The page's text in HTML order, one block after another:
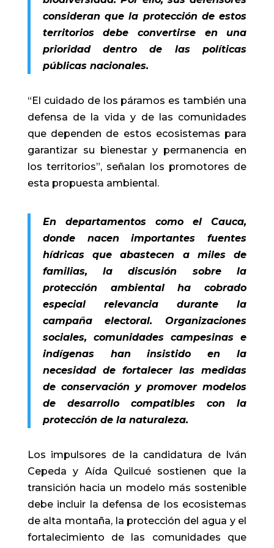
consideran que la protección de estos
territorios debe convertirse en una
prioridad dentro de las políticas
públicas nacionales.
“El cuidado de los páramos es también una
defensa de la vida y de las comunidades
que dependen de estos ecosistemas para
garantizar su bienestar y permanencia en
los territorios”, señalan los promotores de
esta propuesta ambiental.
En departamentos como el Cauca,
donde nacen importantes fuentes
hídricas que abastecen a miles de
familias, la discusión sobre la
protección ambiental ha cobrado
especial relevancia durante la
campaña electoral. Organizaciones
sociales, comunidades campesinas e
indígenas han insistido en la
necesidad de fortalecer las medidas
de conservación y promover modelos
de desarrollo compatibles con la
protección de la naturaleza.
Los impulsores de la candidatura de Iván
Cepeda y Aída Quilcué sostienen que la
transición hacia un modelo más sostenible
debe incluir la defensa de los ecosistemas
de alta montaña, la protección del agua y el
fortalecimiento de las comunidades que